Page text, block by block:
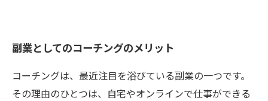
副業としてのコーチングのメリット
コーチングは、最近注目を浴びている副業の一つです。
その理由のひとつは、自宅やオンラインで仕事ができる